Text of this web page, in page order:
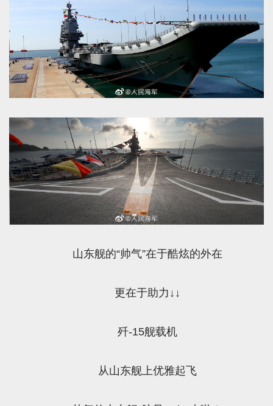
山东舰的“帅气”在于酷炫的外在
更在于助力↓↓
歼-15舰载机
从山东舰上优雅起飞